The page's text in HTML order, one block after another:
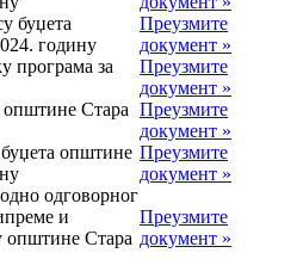
буџета
годину
Преузмите
документ »
програма за
Преузмите
документ »
општине Стара Преузмите
документ »
општине Преузмите
документ »
одговорног
и
општине Стара
Преузмите
документ »